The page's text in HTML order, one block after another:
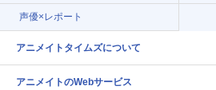
声優×レポート
アニメイトタイムズについて
アニメイトのWebサービス